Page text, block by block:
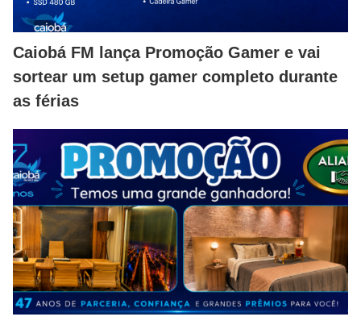
Caiobá FM lança Promoção Gamer e vai
sortear um setup gamer completo durante
as férias